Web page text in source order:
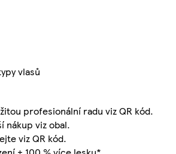
vlasů
profesionální radu viz QR kód.
nákup viz obal.
viz QR kód.